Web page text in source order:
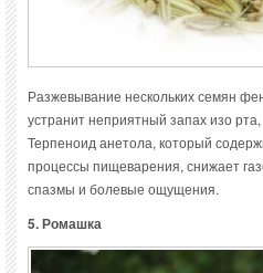
Разжевывание нескольких семян
устранит неприятный запах изо
Терпеноид анетола, который
процессы пищеварения, снижает
спазмы и болевые ощущения.
5. Ромашка